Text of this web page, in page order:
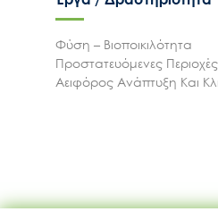
Φύση – Βιοποικιλότητα
Προστατευόμενες Περιοχές
Αειφόρος Ανάπτυξη Και